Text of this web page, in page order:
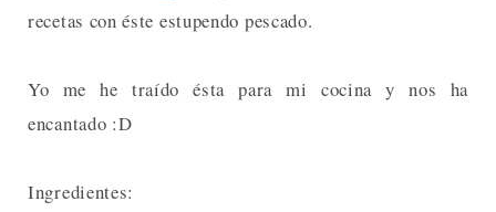
recetas con éste estupendo pescado.
Yo me he traído ésta para mi cocina y nos ha
encantado :D
Ingredientes: